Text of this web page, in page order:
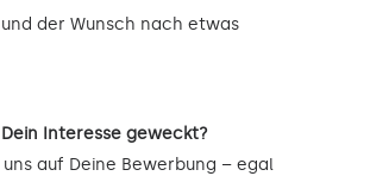
der Wunsch nach etwas
Interesse geweckt?
auf Deine Bewerbung – egal